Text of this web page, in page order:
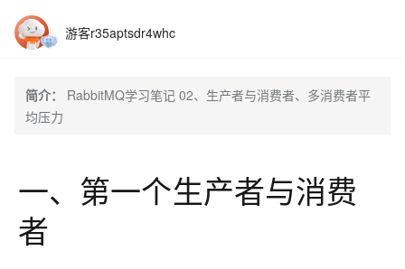
游客r35aptsdr4whc
简介：
RabbitMQ学习笔记 02、生产者与消费者、多消费者平
均压力
一、第一个生产者与消费
者